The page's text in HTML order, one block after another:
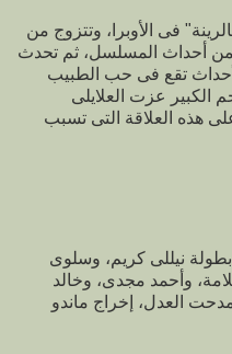
فى الأوبرا، وتتزوج من
أحداث المسلسل، ثم تحدث
تقع فى حب الطبيب
الكبير عزت العلايلى
هذه العلاقة التى تسبب
نيللى كريم، وسلوى
وأحمد مجدى، وخالد
العدل، إخراج ماندو